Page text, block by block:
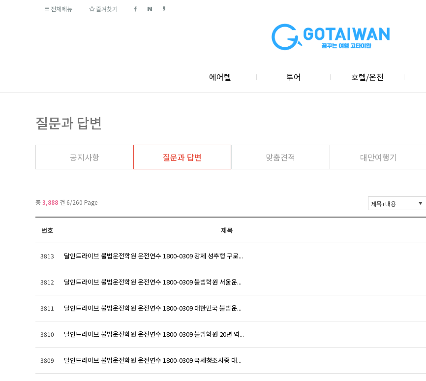
전체메뉴 즐겨찾기
에어텔 투어 호텔/온천
질문과 답변
공지사항 질문과 답변 맞춤견적 대만여행기
총3,888 건 6/260 Page
번호 제목
3813 달인드라이브 불법운전학원 운전연수 1800-0309 강제 성추행 구로...
3812 달인드라이브 불법운전학원 운전연수 1800-0309 불법학원 서울운...
3811 달인드라이브 불법운전학원 운전연수 1800-0309 대한민국 불법운...
3810 달인드라이브 불법운전학원 운전연수 1800-0309 불법학원 20년 역...
3809 달인드라이브 불법운전학원 운전연수 1800-0309 국세청조사중 대...